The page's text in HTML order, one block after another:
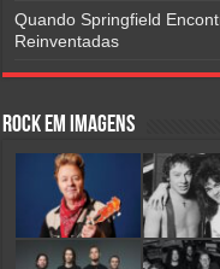
Quando Springfield
Reinventadas
Rock em Imagens